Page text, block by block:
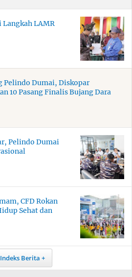
Langkah LAMR
Pelindo Dumai, Diskopar
10 Pasang Finalis Bujang Dara
Pelindo Dumai
CFD Rokan
Sehat dan
Indeks Berita